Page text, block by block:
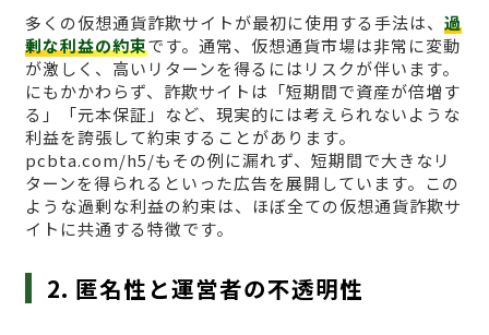
多くの仮想通貨詐欺サイトが最初に使用する手法は、 過
剰な利益の約束です。通常、仮想通貨市場は非常に変動
が激しく、高いリターンを得るにはリスクが伴います。
にもかかわらず、詐欺サイトは「短期間で資産が倍増す
る」「元本保証」など、現実的には考えられないような
利益を誇張して約束することがあります。
pcbta.com/h5/もその例に漏れず、短期間で大きなリ
ターンを得られるといった広告を展開しています。この
ような過剰な利益の約束は、ほぼ全ての仮想通貨詐欺サ
イトに共通する特徴です。
2. 匿名性と運営者の不透明性